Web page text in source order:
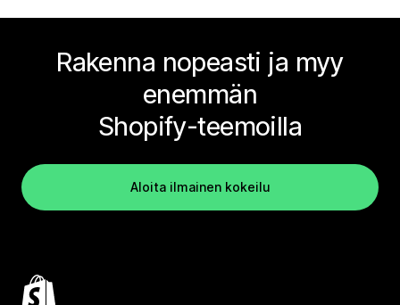
Rakenna nopeasti ja myy
enemmän
Shopify-teemoilla
Aloita ilmainen kokeilu